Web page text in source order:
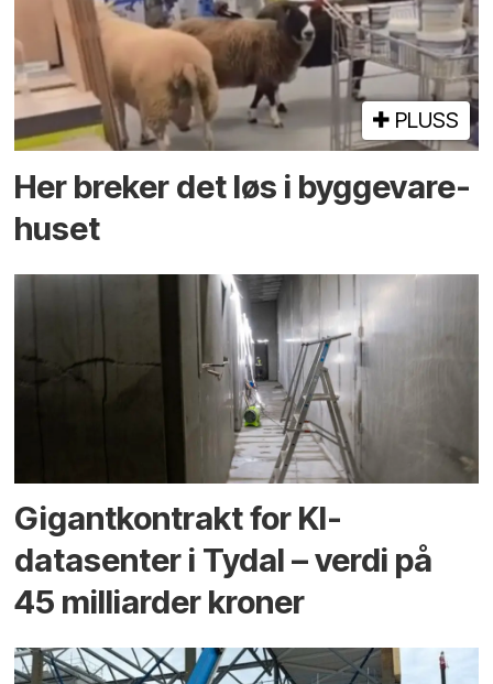
PLUSS
Her breker det løs i bygge­vare­
huset
Gigantkontrakt for KI-
datasenter i Tydal – verdi på
45 milliarder kroner